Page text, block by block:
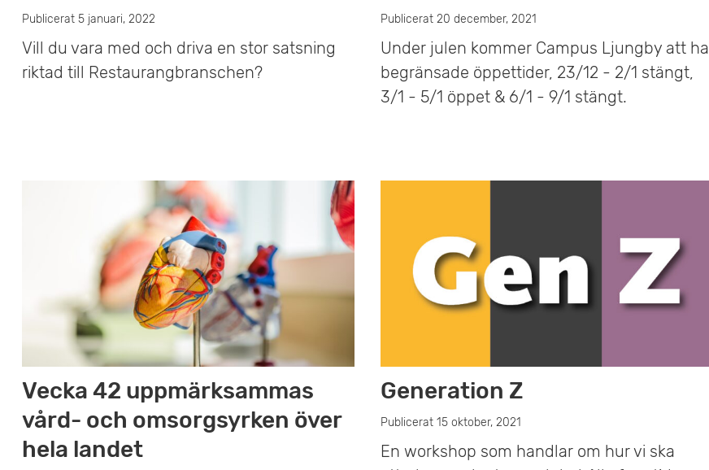
Publicerat 5 januari, 2022
Vill du vara med och driva en stor satsning
riktad till Restaurangbranschen?
Publicerat 20 december, 2021
Under julen kommer Campus Ljungby att ha
begränsade öppettider, 23/12 - 2/1 stängt,
3/1 - 5/1 öppet & 6/1 - 9/1 stängt.
Vecka 42 uppmärksammas
vård- och omsorgsyrken över
hela landet
Generation Z
Publicerat 15 oktober, 2021
En workshop som handlar om hur vi ska